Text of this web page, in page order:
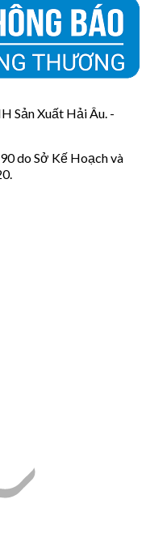
Sản Xuất Hải Âu. -
do Sở Kế Hoạch và